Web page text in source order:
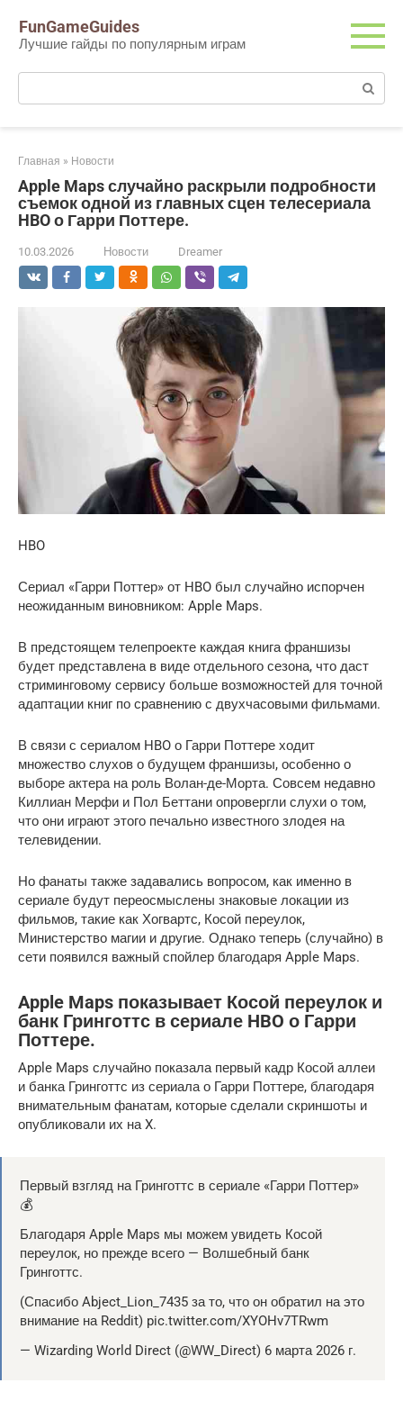
контенту
FunGameGuides
Лучшие гайды по популярным играм
Поиск:
Главная » Новости
Apple Maps случайно раскрыли подробности
съемок одной из главных сцен телесериала
HBO о Гарри Поттере.
10.03.2026 Новости Dreamer
HBO
Сериал «Гарри Поттер» от HBO был случайно испорчен
неожиданным виновником: Apple Maps.
В предстоящем телепроекте каждая книга франшизы
будет представлена ​​в виде отдельного сезона, что даст
стриминговому сервису больше возможностей для точной
адаптации книг по сравнению с двухчасовыми фильмами.
В связи с сериалом HBO о Гарри Поттере ходит
множество слухов о будущем франшизы, особенно о
выборе актера на роль Волан-де-Морта. Совсем недавно
Киллиан Мерфи и Пол Беттани опровергли слухи о том,
что они играют этого печально известного злодея на
телевидении.
Но фанаты также задавались вопросом, как именно в
сериале будут переосмыслены знаковые локации из
фильмов, такие как Хогвартс, Косой переулок,
Министерство магии и другие. Однако теперь (случайно) в
сети появился важный спойлер благодаря Apple Maps.
Apple Maps показывает Косой переулок и
банк Гринготтс в сериале HBO о Гарри
Поттере.
Apple Maps случайно показала первый кадр Косой аллеи
и банка Гринготтс из сериала о Гарри Поттере, благодаря
внимательным фанатам, которые сделали скриншоты и
опубликовали их на X.
Первый взгляд на Гринготтс в сериале «Гарри Поттер»
💰
Благодаря Apple Maps мы можем увидеть Косой
переулок, но прежде всего — Волшебный банк
Гринготтс.
(Спасибо Abject_Lion_7435 за то, что он обратил на это
внимание на Reddit) pic.twitter.com/XYOHv7TRwm
— Wizarding World Direct (@WW_Direct) 6 марта 2026 г.